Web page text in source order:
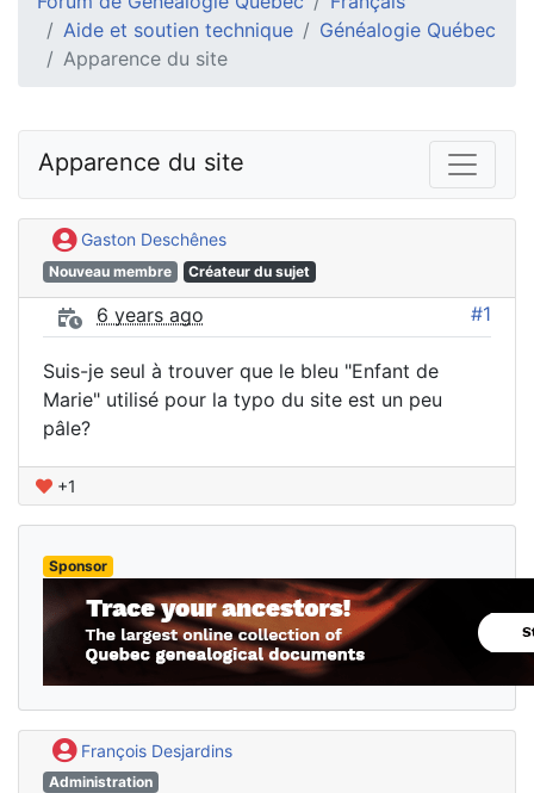
Aide et soutien technique
Généalogie Québec
Apparence du site
Apparence du site
Gaston Deschênes
Nouveau membre Créateur du sujet
6 years ago #1
Suis-je seul à trouver que le bleu "Enfant de
Marie" utilisé pour la typo du site est un peu
pâle?
+1
Sponsor
François Desjardins
Administration